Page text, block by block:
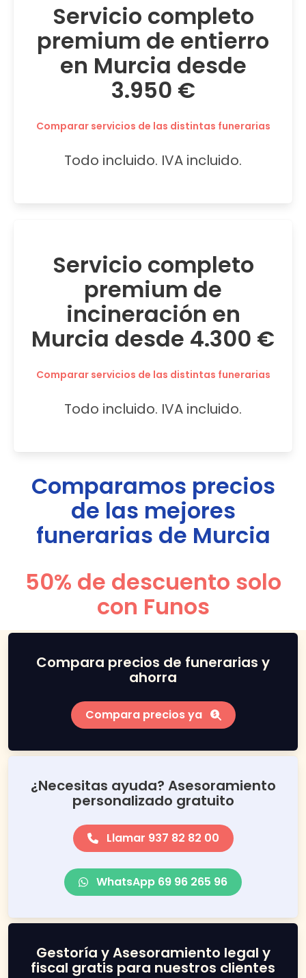
Servicio completo
premium de entierro
en Murcia desde
3.950 €
Comparar servicios de las distintas funerarias
Todo incluido. IVA incluido.
Servicio completo
premium de
incineración en
Murcia desde 4.300 €
Comparar servicios de las distintas funerarias
Todo incluido. IVA incluido.
Comparamos precios
de las mejores
funerarias de Murcia
50% de descuento solo
con Funos
Compara precios de funerarias y
ahorra
Compara precios ya
¿Necesitas ayuda? Asesoramiento
personalizado gratuito
Llamar 937 82 82 00
WhatsApp 69 96 265 96
Gestoría y Asesoramiento legal y
fiscal gratis para nuestros clientes